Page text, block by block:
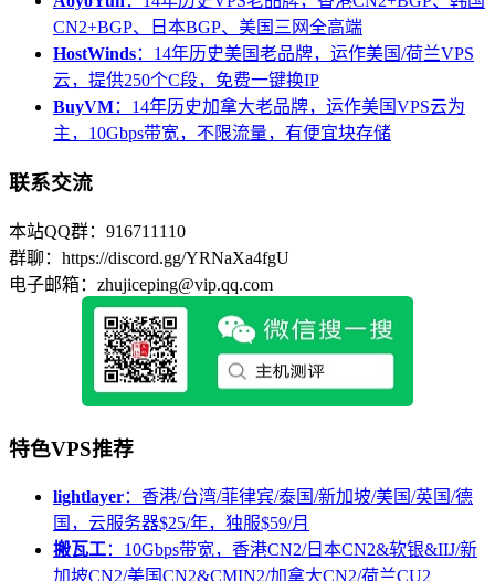
CN2+BGP、日本BGP、美国三网全高端
HostWinds：14年历史美国老品牌，运作美国/荷兰VPS
云，提供250个C段，免费一键换IP
BuyVM：14年历史加拿大老品牌，运作美国VPS云为
主，10Gbps带宽，不限流量，有便宜块存储
联系交流
本站QQ群：916711110
群聊：https://discord.gg/YRNaXa4fgU
电子邮箱：zhujiceping@vip.qq.com
特色VPS推荐
lightlayer：香港/台湾/菲律宾/泰国/新加坡/美国/英国/德
国，云服务器$25/年，独服$59/月
搬瓦工：10Gbps带宽，香港CN2/日本CN2&软银&IIJ/新
加坡CN2/美国CN2&CMIN2/加拿大CN2/荷兰CU2